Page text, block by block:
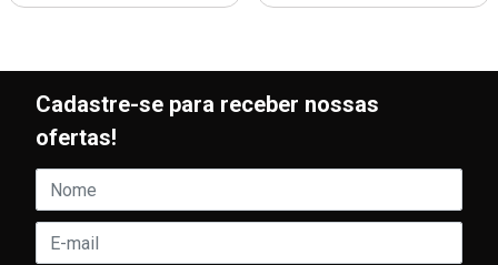
Cadastre-se para receber nossas
ofertas!